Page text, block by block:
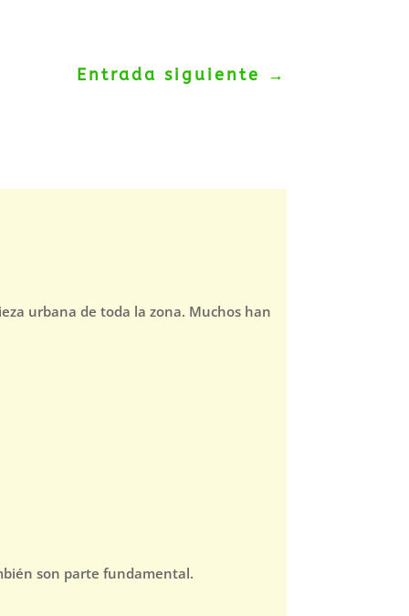
Entrada siguiente →
urbana de toda la zona. Muchos han
son parte fundamental.